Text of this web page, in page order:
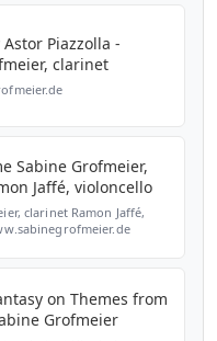
Piazzolla -
clarinet
Sabine Grofmeier,
Ramon Jaffé, violoncello
clarinet Ramon Jaffé,
on Themes from
Grofmeier